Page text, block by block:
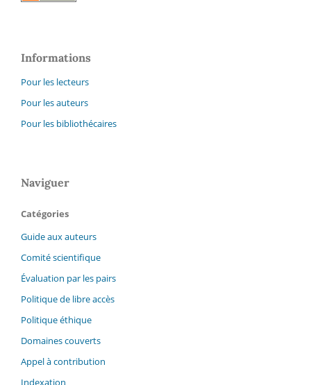
Informations
Pour les lecteurs
Pour les auteurs
Pour les bibliothécaires
Naviguer
Catégories
Guide aux auteurs
Comité scientifique
Évaluation par les pairs
Politique de libre accès
Politique éthique
Domaines couverts
Appel à contribution
Indexation